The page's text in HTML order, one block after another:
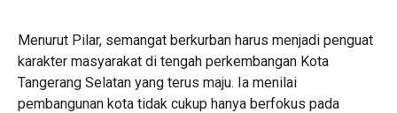
Menurut Pilar, semangat berkurban harus menjadi penguat
karakter masyarakat di tengah perkembangan Kota
Tangerang Selatan yang terus maju. Ia menilai
pembangunan kota tidak cukup hanya berfokus pada